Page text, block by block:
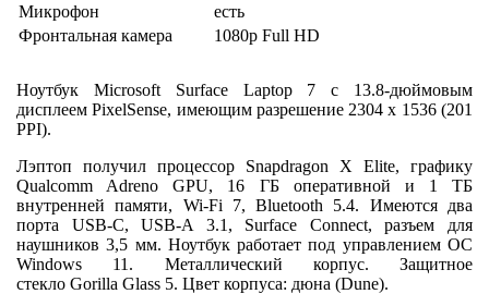
Микрофон
есть
Фронтальная камера
1080p Full HD
Ноутбук Microsoft Surface Laptop 7 с 13.8-дюймовым
дисплеем PixelSense, имеющим разрешение 2304 x 1536 (201
PPI).
Лэптоп получил процессор Snapdragon X Elite, графику
Qualcomm Adreno GPU, 16 ГБ оперативной и 1 ТБ
внутренней памяти, Wi-Fi 7, Bluetooth 5.4. Имеются два
порта USB-C, USB-A 3.1, Surface Connect, разъем для
наушников 3,5 мм. Ноутбук работает под управлением ОС
Windows 11. Металлический корпус. Защитное
стекло Gorilla Glass 5. Цвет корпуса: дюна (Dune).